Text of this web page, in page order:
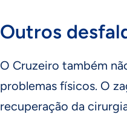
Outros
O Cruzeiro também
problemas físicos. O
recuperação da